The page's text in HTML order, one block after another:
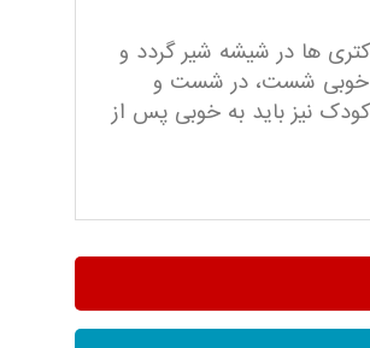
ها در شیشه شیر گردد و
خوبی شست، در شست و
نیز باید به خوبی پس از